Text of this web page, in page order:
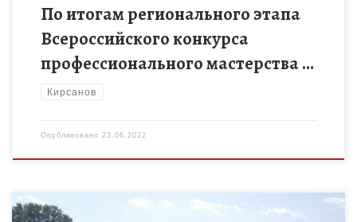
По итогам регионального этапа
Всероссийского конкурса
профессионального мастерства …
Кирсанов
Опубликовано 23.06.2022